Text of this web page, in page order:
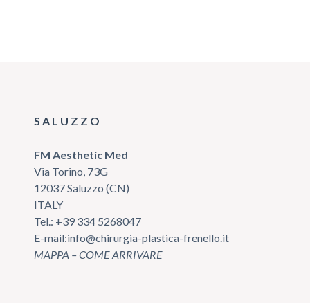
SALUZZO
FM Aesthetic Med
Via Torino, 73G
12037 Saluzzo (CN)
ITALY
Tel.: +39 334 5268047
E-mail:info@chirurgia-plastica-frenello.it
MAPPA – COME ARRIVARE